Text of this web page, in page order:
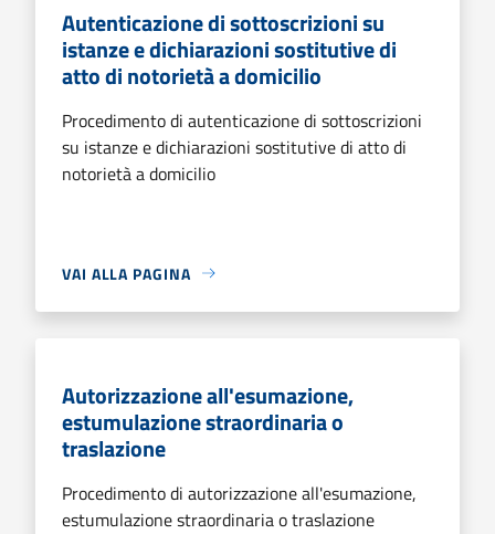
Autenticazione di sottoscrizioni su
istanze e dichiarazioni sostitutive di
atto di notorietà a domicilio
Procedimento di autenticazione di sottoscrizioni
su istanze e dichiarazioni sostitutive di atto di
notorietà a domicilio
VAI ALLA PAGINA
Autorizzazione all'esumazione,
estumulazione straordinaria o
traslazione
Procedimento di autorizzazione all'esumazione,
estumulazione straordinaria o traslazione